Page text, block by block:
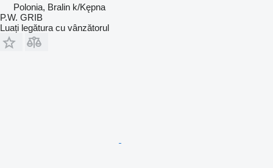
Polonia, Bralin k/Kępna
P.W. GRIB
Luați legătura cu vânzătorul